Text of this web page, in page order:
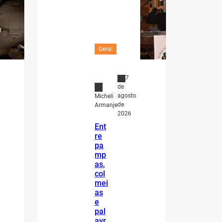
Geral
Micheli
Armanje
7
de
agosto
de
2026
Ent
re
pa
mp
as,
col
mei
as
e
pal